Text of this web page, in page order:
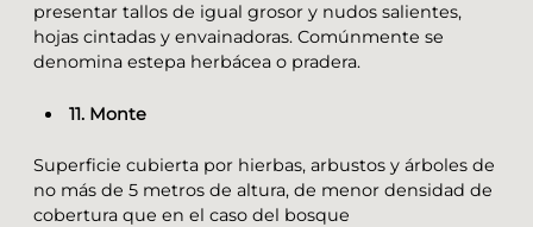
presentar tallos de igual grosor y nudos salientes,
hojas cintadas y envainadoras. Comúnmente se
denomina estepa herbácea o pradera.
11. Monte
Superficie cubierta por hierbas, arbustos y árboles de
no más de 5 metros de altura, de menor densidad de
cobertura que en el caso del bosque